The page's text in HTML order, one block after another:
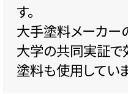
す。
大手塗料メーカー
大学の共同実証で
塗料も使用していま